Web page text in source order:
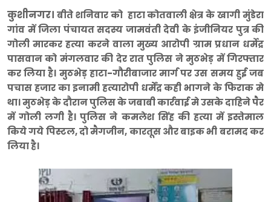
कुशीनगर। बीते शनिवार को हाटा कोतवाली क्षेत्र के खागी मुंडेरा
गांव में जिला पंचायत सदस्य जामवंती देवी के इंजीनियर पुत्र की
गोली मारकर हत्या करने वाला मुख्य आरोपी ग्राम प्रधान धर्मेद्र
पासवान को मंगलवार की देर रात पुलिस ने मुठभेड़ में गिरफ्तार
कर लिया है। मुठभेड़ हाटा-गौरीबाजार मार्ग पर उस समय हुई जब
पचास हजार का इनामी हत्यारोपी धर्मेंद्र कही भागने के फिराक मे
था। मुठभेड़ के दौरान पुलिस के जबाबी कार्रवाई मे उसके दाहिने पैर
में गोली लगी है। पुलिस ने कमलेश सिंह की हत्या में इस्तेमाल
किये गये पिस्टल, दो मैगजीन, कारतूस और बाइक भी बरामद कर
लिया है।